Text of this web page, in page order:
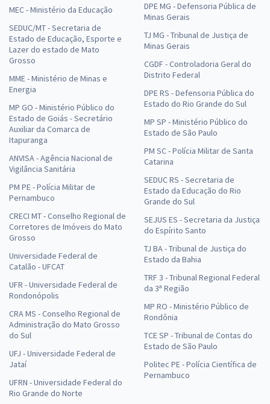
MEC - Ministério da Educação
SEDUC/MT - Secretaria de
Estado de Educação, Esporte e
Lazer do estado de Mato
Grosso
MME - Ministério de Minas e
Energia
MP GO - Ministério Público do
Estado de Goiás - Secretário
Auxiliar da Comarca de
Itapuranga
ANVISA - Agência Nacional de
Vigilância Sanitária
PM PE - Polícia Militar de
Pernambuco
CRECI MT - Conselho Regional de
Corretores de Imóveis do Mato
Grosso
Universidade Federal de
Catalão - UFCAT
UFR - Universidade Federal de
Rondonópolis
CRA MS - Conselho Regional de
Administração do Mato Grosso
do Sul
UFJ - Universidade Federal de
Jataí
UFRN - Universidade Federal do
Rio Grande do Norte
DPE MG - Defensoria Pública de
Minas Gerais
TJ MG - Tribunal de Justiça de
Minas Gerais
CGDF - Controladoria Geral do
Distrito Federal
DPE RS - Defensoria Pública do
Estado do Rio Grande do Sul
MP SP - Ministério Público do
Estado de São Paulo
PM SC - Polícia Militar de Santa
Catarina
SEDUC RS - Secretaria de
Estado da Educação do Rio
Grande do Sul
SEJUS ES - Secretaria da Justiça
do Espírito Santo
TJ BA - Tribunal de Justiça do
Estado da Bahia
TRF 3 - Tribunal Regional Federal
da 3ª Região
MP RO - Ministério Público de
Rondônia
TCE SP - Tribunal de Contas do
Estado de São Paulo
Politec PE - Polícia Científica de
Pernambuco